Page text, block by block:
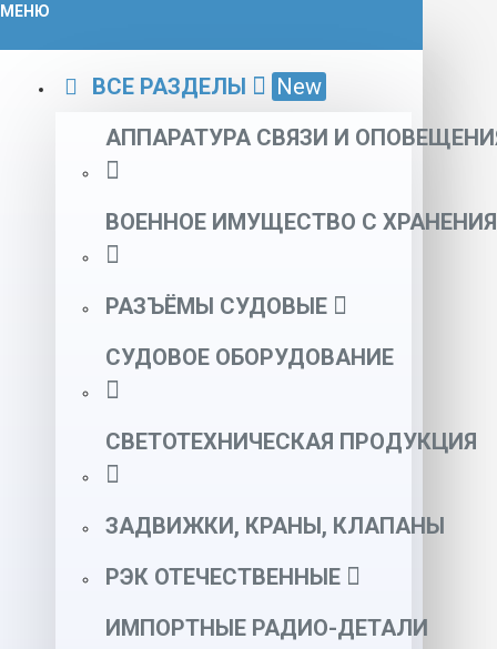
МЕНЮ
ВСЕ РАЗДЕЛЫ
New
АППАРАТУРА СВЯЗИ И
ВОЕННОЕ ИМУЩЕСТВО С ХРАНЕНИЯ
РАЗЪЁМЫ СУДОВЫЕ
СУДОВОЕ ОБОРУДОВАНИЕ
СВЕТОТЕХНИЧЕСКАЯ ПРОДУКЦИЯ
ЗАДВИЖКИ, КРАНЫ, КЛАПАНЫ
РЭК ОТЕЧЕСТВЕННЫЕ
ИМПОРТНЫЕ РАДИО-ДЕТАЛИ